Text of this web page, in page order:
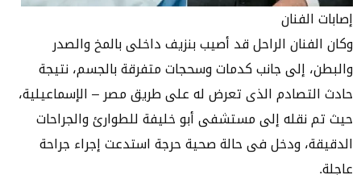
إصابات الفنان
وكان الفنان الراحل قد أصيب بنزيف داخلى بالمخ والصدر
والبطن، إلى جانب كدمات وسحجات متفرقة بالجسم، نتيجة
حادث التصادم الذى تعرض له على طريق مصر – الإسماعيلية،
حيث تم نقله إلى مستشفى أبو خليفة للطوارئ والجراحات
الدقيقة، ودخل فى حالة صحية حرجة استدعت إجراء جراحة
عاجلة.